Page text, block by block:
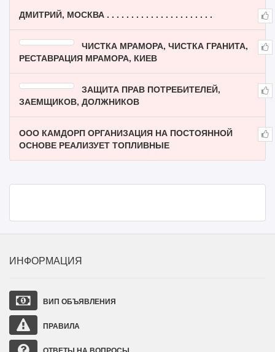
ДМИТРИЙ, МОСКВА . . . . . . . . . . . . . . . . . . . . . .
ЧИСТКА МРАМОРА, ЧИСТКА ГРАНИТА,
РЕСТАВРАЦИЯ МРАМОРА, КИЕВ
ЗАЩИТА ПРАВ ПОТРЕБИТЕЛЕЙ,
ЗАЕМЩИКОВ, ДОЛЖНИКОВ
ООО КАМДОРП ОРГАНИЗАЦИЯ НА ПОСТОЯННОЙ
ОСНОВЕ РЕАЛИЗУЕТ ТОПЛИВНЫЕ
ИНФОРМАЦИЯ
ВИП ОБЪЯВЛЕНИЯ
ПРАВИЛА